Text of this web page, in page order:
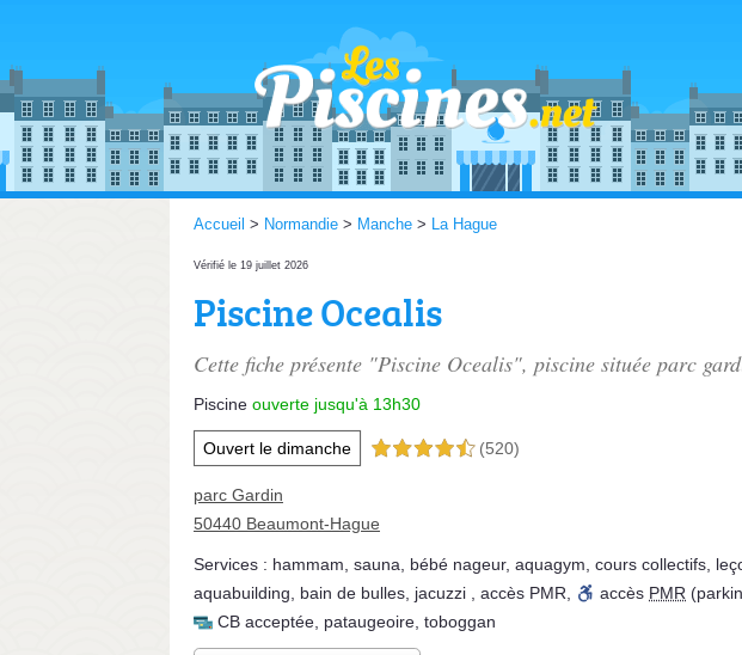
Accueil > Normandie > Manche > La Hague
Vérifié le 19 juillet 2026
Piscine Ocealis
Cette fiche présente "Piscine Ocealis", piscine située parc
Piscine ouverte jusqu'à 13h30
Ouvert le dimanche 4,5 étoiles sur 5 (520)
parc Gardin
50440 Beaumont-Hague
Services : hammam sauna bébé nageur, aquagym cours collectifs
aquabuilding
bain de bulles jacuzzi accès PMR accès PMR
CB acceptée pataugeoire toboggan